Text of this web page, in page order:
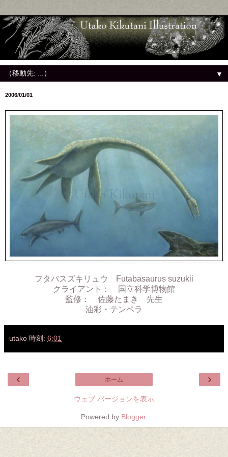
▼
2006/01/01
フタバスズキリュウ Futabasaurus suzukii
クライアント： 国立科学博物館
監修： 佐藤たまき 先生
油彩・テンペラ
utako 時刻: 6:01
‹ ›
ホーム
ウェブ バージョンを表示
Powered by Blogger.